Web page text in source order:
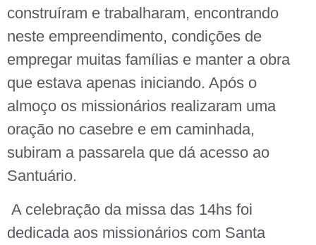
construíram e trabalharam, encontrando
neste empreendimento, condições de
empregar muitas famílias e manter a obra
que estava apenas iniciando. Após o
almoço os missionários realizaram uma
oração no casebre e em caminhada,
subiram a passarela que dá acesso ao
Santuário.
A celebração da missa das 14hs foi
dedicada aos missionários com Santa